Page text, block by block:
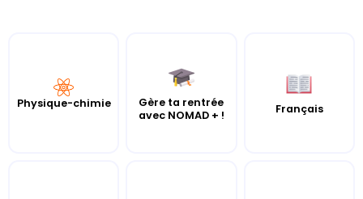
Physique-chimie
Gère ta rentrée
avec NOMAD + !
Français